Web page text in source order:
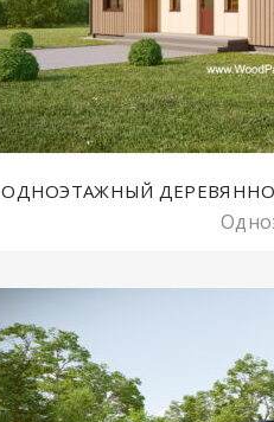
ОДНОЭТАЖНЫЙ ДЕРЕВЯННО